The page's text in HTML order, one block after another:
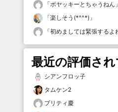
「ボヤッキーとちゃうねん 」
「楽しそう(*^^*) 」
「初めましては緊張するよ
最近の評価さ
シアンフロッ子
タムケン2
プリティ慶